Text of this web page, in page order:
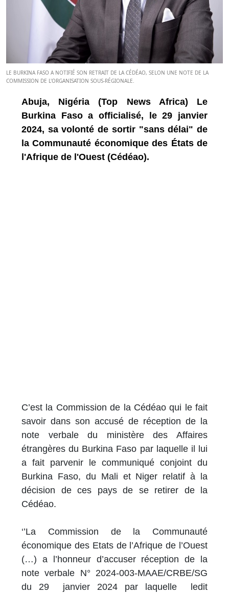
LE BURKINA FASO A NOTIFIÉ SON RETRAIT DE LA CÉDÉAO, SELON UNE NOTE DE LA
COMMISSION DE L'ORGANISATION SOUS-RÉGIONALE.
Abuja, Nigéria (Top News Africa) Le
Burkina Faso a officialisé, le 29 janvier
2024, sa volonté de sortir "sans délai" de
la Communauté économique des États de
l'Afrique de l'Ouest (Cédéao).
C’est la Commission de la Cédéao qui le fait
savoir dans son accusé de réception de la
note verbale du ministère des Affaires
étrangères du Burkina Faso par laquelle il lui
a fait parvenir le communiqué conjoint du
Burkina Faso, du Mali et Niger relatif à la
décision de ces pays de se retirer de la
Cédéao.
‘’La Commission de la Communauté
économique des Etats de l’Afrique de l’Ouest
(…) a l’honneur d’accuser réception de la
note verbale N° 2024-003-MAAE/CRBE/SG
du 29 janvier 2024 par laquelle ledit